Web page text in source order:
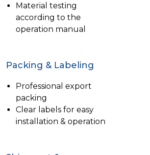
Material testing
according to the
operation manual
Packing & Labeling
Professional export
packing
Clear labels for easy
installation & operation